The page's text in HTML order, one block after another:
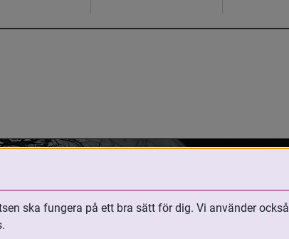
ska fungera på ett bra sätt för dig. Vi använder också